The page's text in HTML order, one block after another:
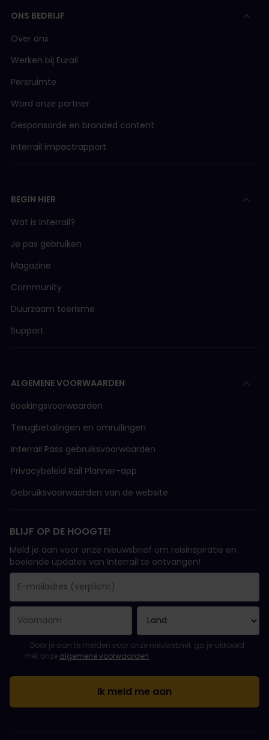
ONS BEDRIJF
Over ons
Werken bij Eurail
Persruimte
Word onze partner
Gesponsorde en branded content
Interrail impactrapport
BEGIN HIER
Wat is Interrail?
Je pas gebruiken
Magazine
Community
Duurzaam toerisme
Support
ALGEMENE VOORWAARDEN
Boekingsvoorwaarden
Terugbetalingen en omruilingen
Interrail Pass gebruiksvoorwaarden
Privacybeleid Rail Planner-app
Gebruiksvoorwaarden van de website
BLIJF OP DE HOOGTE!
Meld je aan voor onze nieuwsbrief om reisinspiratie en
boeiende updates van Interrail te ontvangen!
E-mailadres is een verplicht veld!
E-mailadres is ongeldig!
Fout bij het abonneren op de nieuwsbrief. Probeer het later
Je hebt je al geabonneerd op deze nieuwsbrief!
Ga akkoord met de algemene voorwaarden om je in te
Door je aan te melden voor onze nieuwsbrief, ga je akkoord
met onze algemene voorwaarden.